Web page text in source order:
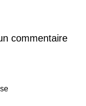
commentaire